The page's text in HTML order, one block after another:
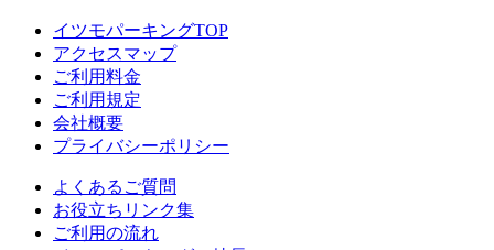
イツモパーキングTOP
アクセスマップ
ご利用料金
ご利用規定
会社概要
プライバシーポリシー
よくあるご質問
お役立ちリンク集
ご利用の流れ